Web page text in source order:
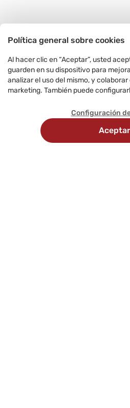
Política general sobre cookies
Al hacer clic en “Aceptar”, usted
guarden en su dispositivo para
analizar el uso del mismo, y
marketing. También puede
Configuración
Aceptar